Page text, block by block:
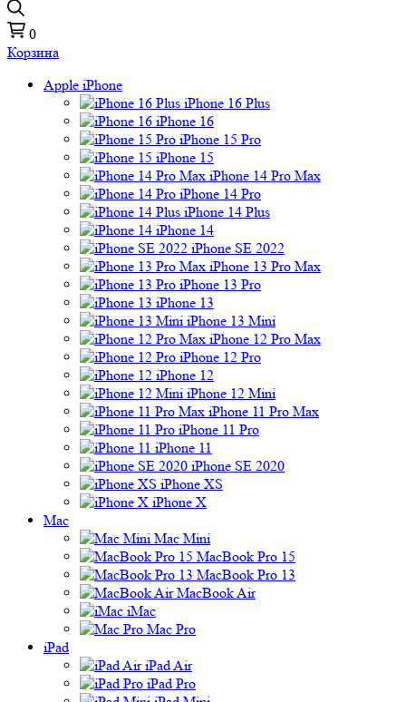
0
Корзина
Apple iPhone
iPhone 16 Plus
iPhone 16
iPhone 15 Pro
iPhone 15
iPhone 14 Pro Max
iPhone 14 Pro
iPhone 14 Plus
iPhone 14
iPhone SE 2022
iPhone 13 Pro Max
iPhone 13 Pro
iPhone 13
iPhone 13 Mini
iPhone 12 Pro Max
iPhone 12 Pro
iPhone 12
iPhone 12 Mini
iPhone 11 Pro Max
iPhone 11 Pro
iPhone 11
iPhone SE 2020
iPhone XS
iPhone X
Mac
Mac Mini
MacBook Pro 15
MacBook Pro 13
MacBook Air
iMac
Mac Pro
iPad
iPad Air
iPad Pro